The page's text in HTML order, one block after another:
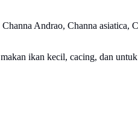
Andrao, Channa asiatica,
ikan kecil, cacing, dan